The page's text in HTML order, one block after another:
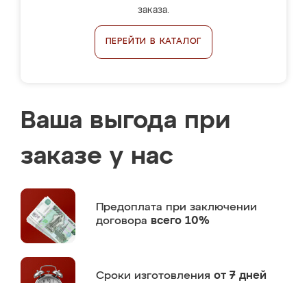
заказа.
ПЕРЕЙТИ В КАТАЛОГ
Ваша выгода при
заказе у нас
Предоплата при заключении
договора всего 10%
Сроки изготовления от 7 дней